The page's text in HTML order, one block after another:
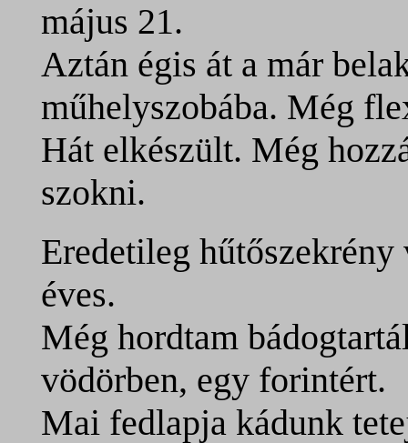
május 21.
Aztán égis át a már
műhelyszobába. Még
Hát elkészült. Még
szokni.
Eredetileg
éves.
Még hordtam
vödörben, egy forintért.
Mai fedlapja kádunk